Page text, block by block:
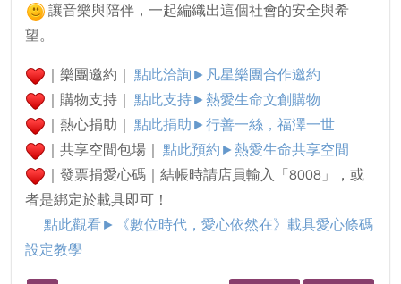
讓音樂與陪伴，一起編織出這個社會的安全與希
望。
｜樂團邀約｜點此洽詢►凡星樂團合作邀約
｜購物支持｜
點此支持►熱愛生命文創購物
｜熱心捐助｜點此捐助►行善一絲，福澤一世
｜共享空間包場｜點此預約►熱愛生命共享空間
｜發票捐愛心碼｜結帳時請店員輸入「8008」，或
者是綁定於載具即可！
點此觀看►
《數位時代，愛心依然在》載具愛心條碼
設定教學